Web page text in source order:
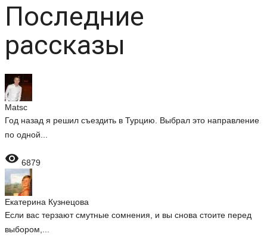
Последние
рассказы
Matsc
Год назад я решил съездить в Турцию. Выбрал это направление
по одной...
 6879
Екатерина Кузнецова
Если вас терзают смутные сомнения, и вы снова стоите перед
выбором,...